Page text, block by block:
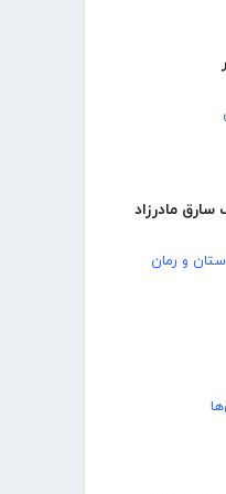
مادرزاد
و رمان